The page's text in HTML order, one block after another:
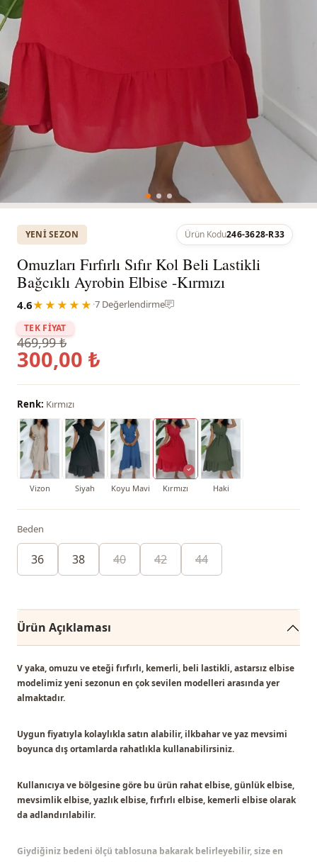
YENI SEZON Ürün Kodu246-3628-R33
Omuzları Fırfırlı Sıfır Kol Beli Lastikli
Bağcıklı Ayrobin Elbise -Kırmızı
4.6★★★★★ ·7 Değerlendirme
TEK FİYAT
469,99 ₺
300,00 ₺
Renk: Kırmızı
Vizon Siyah Koyu Mavi Kırmızı Haki
Beden
36 38 40 42 44
Ürün Açıklaması
V yaka, omuzu ve eteği fırfırlı, kemerli, beli lastikli, astarsız elbise
modelimizyeni sezonun en çok sevilen modelleri arasında yer
almaktadır.
Uygun fiyatıyla kolaylıkla satın alabilir, ilkbahar ve yaz mevsimi
boyunca dış ortamlarda rahatlıkla kullanabilirsiniz.
Kullanıcıya ve bölgesine göre bu ürün rahat elbise, günlük elbise,
mevsimlik elbise, yazlık elbise, fırfırlı elbise, kemerli elbiseolarak
da adlandırılabilir.
Giydiğiniz bedeni ölçü tablosuna bakarak belirleyebilir, size en